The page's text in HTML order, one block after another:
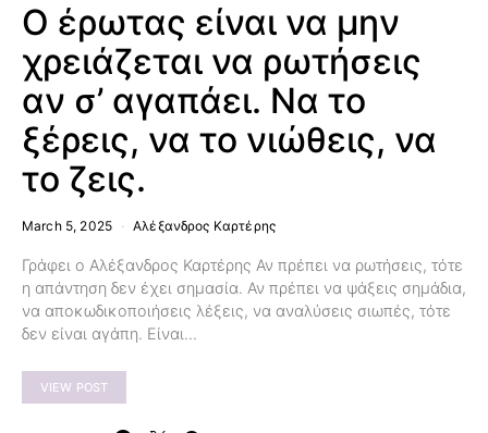
Ο έρωτας είναι να μην
χρειάζεται να ρωτήσεις
αν σ’ αγαπάει. Να το
ξέρεις, να το νιώθεις, να
το ζεις.
March 5, 2025 Αλέξανδρος Καρτέρης
Γράφει ο Αλέξανδρος Καρτέρης Αν πρέπει να ρωτήσεις, τότε
η απάντηση δεν έχει σημασία. Αν πρέπει να ψάξεις σημάδια,
να αποκωδικοποιήσεις λέξεις, να αναλύσεις σιωπές, τότε
δεν είναι αγάπη. Είναι…
VIEW POST